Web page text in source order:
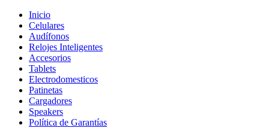
Skip
content
Inicio
Celulares
Audífonos
Relojes Inteligentes
Accesorios
Tablets
Electrodomesticos
Patinetas
Cargadores
Speakers
Política de Garantías